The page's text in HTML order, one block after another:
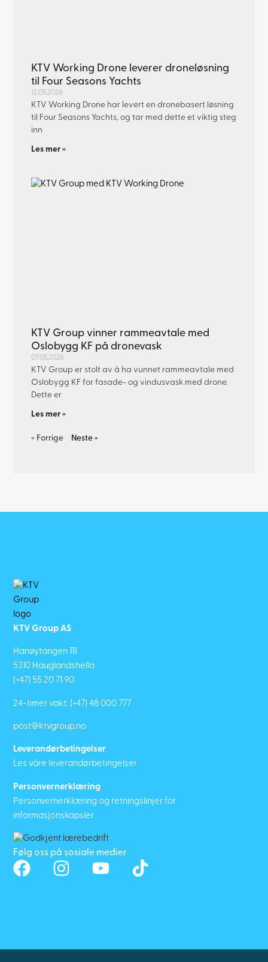
KTV Working Drone leverer droneløsning
til Four Seasons Yachts
12.05.2026
KTV Working Drone har levert en dronebasert løsning
til Four Seasons Yachts, og tar med dette et viktig steg
inn
Les mer »
KTV Group vinner rammeavtale med
Oslobygg KF på dronevask
07.05.2026
KTV Group er stolt av å ha vunnet rammeavtale med
Oslobygg KF for fasade- og vindusvask med drone.
Dette er
Les mer »
« Forrige Neste »
KTV Group AS
Hanøytangen 111
5310 Hauglandshella
(+47) 55 20 71 90
24-timer vakt: (+47) 48 000 777
post@ktvgroup.no
Leverandørbetingelser
Les våre leverandørbetingelser
Personvernerklæring
Personvernerklæring og retningslinjer for
informasjonskapsler
Følg oss på sosiale medier